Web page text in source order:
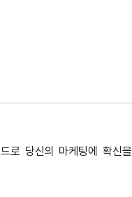
로 당신의 마케팅에 확신을